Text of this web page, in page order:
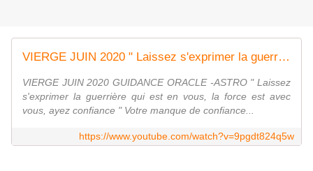
VIERGE JUIN 2020 " Laissez s'exprimer la guerrière qui est en vous, la force est avec vous"
VIERGE JUIN 2020 GUIDANCE ORACLE -ASTRO " Laissez
s'exprimer la guerrière qui est en vous, la force est avec
vous, ayez confiance " Votre manque de confiance...
https://www.youtube.com/watch?v=9pgdt824q5w